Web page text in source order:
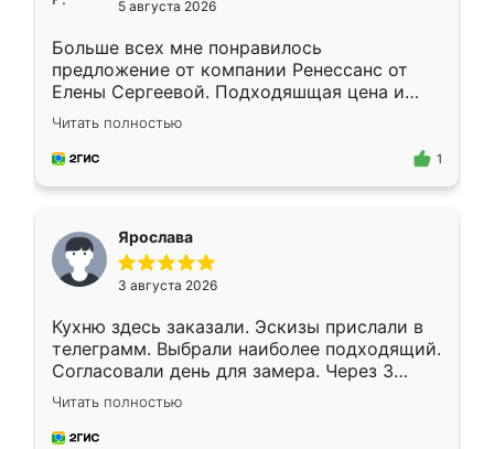
5 августа 2026
Больше всех мне понравилось
предложение от компании Ренессанс от
Елены Сергеевой. Подходяшщая цена и
короткие сроки изготовления. Приехавший
для замера сотрудник Владислав
предложил по моему эскизу самый
Читать полностью
1
Ярослава
3 августа 2026
Кухню здесь заказали. Эскизы прислали в
телеграмм. Выбрали наиболее подходящий.
Согласовали день для замера. Через 3
недели кухня была уже готова. Остались
довольны работой. Спасибо Ренессанс
мебель за качественную работу!
Читать полностью